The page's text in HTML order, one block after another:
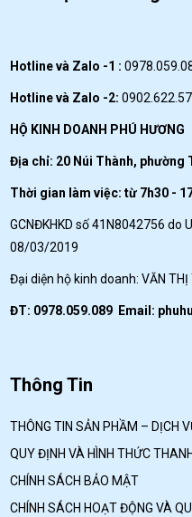
Hotline và Zalo -1 :
Hotline và Zalo -2:
HỘ KINH DOANH PHÚ HƯƠNG
Địa chỉ: 20 Núi Thành, phường
Thời gian làm việc: từ 7h30 -
GCNĐKHKD số 41N8042756 do
08/03/2019
Đại diện hộ kinh doanh: VĂN THỊ
ĐT: 0978.059.089 Email:
Thông Tin
THÔNG TIN SẢN PHẦM – DỊCH
QUY ĐỊNH VÀ HÌNH THỨC
CHÍNH SÁCH BẢO MẬT
CHÍNH SÁCH HOẠT ĐỘNG VÀ